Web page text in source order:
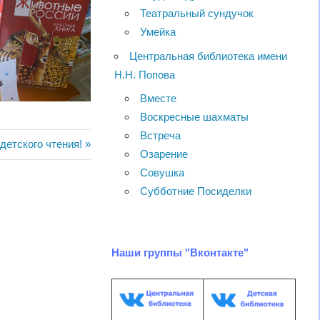
чтения!
Театральный сундучок
Умейка
Центральная библиотека имени
Н.Н. Попова
Вместе
Воскресные шахматы
Встреча
Озарение
Совушка
Субботние Посиделки
Наши группы "Вконтакте"